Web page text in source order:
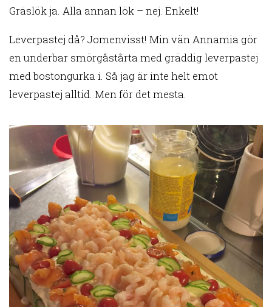
Gräslök ja. Alla annan lök – nej. Enkelt!
Leverpastej då? Jomenvisst! Min vän Annamia gör
en underbar smörgåstårta med gräddig leverpastej
med bostongurka i. Så jag är inte helt emot
leverpastej alltid. Men för det mesta.